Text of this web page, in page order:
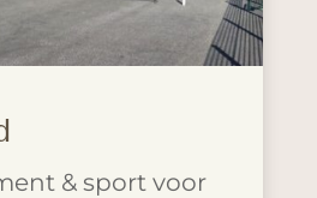
& sport voor